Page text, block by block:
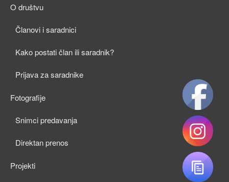
O društvu
Članovi i saradnici
Kako postati član ili saradnik?
Prijava za saradnike
Fotografije
Snimci predavanja
Direktan prenos
Projekti
child
menu